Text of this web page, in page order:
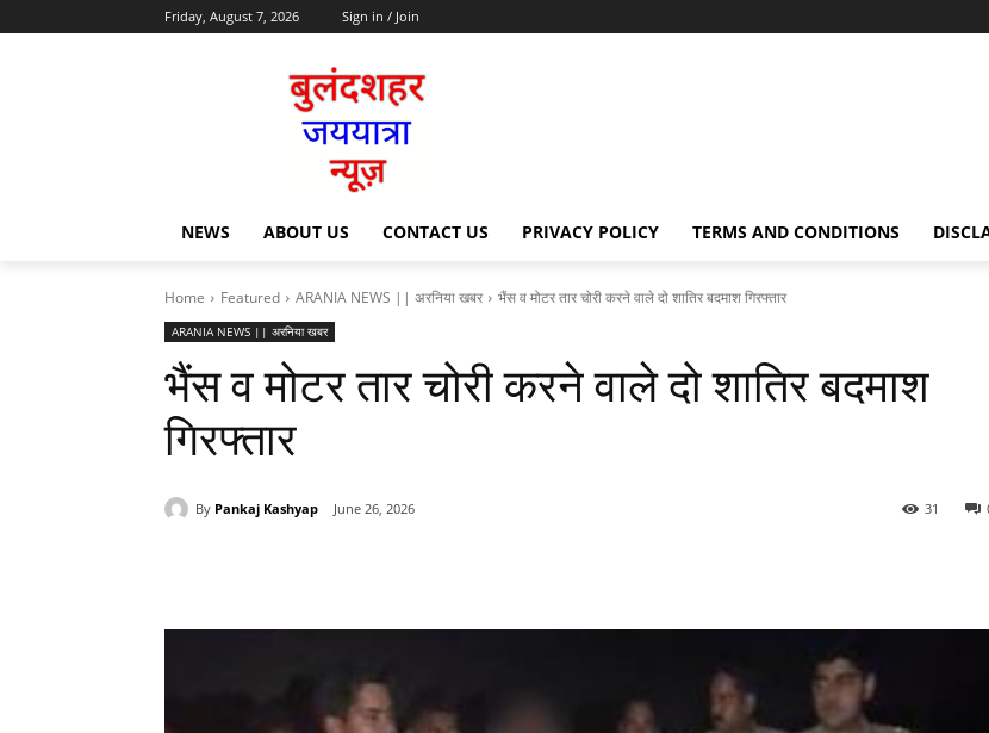
Friday, August 7, 2026 Sign in / Join
NEWS ABOUT US CONTACT US PRIVACY POLICY TERMS AND CONDITIONS
Home Featured ARANIA NEWS || अरनिया खबर भैंस व मोटर तार चोरी करने वाले दो शातिर बदमाश गिरफ्तार
ARANIA NEWS || अरनिया खबर
भैंस व मोटर तार चोरी करने वाले दो शातिर बदमाश
गिरफ्तार
By Pankaj Kashyap June 26, 2026 31